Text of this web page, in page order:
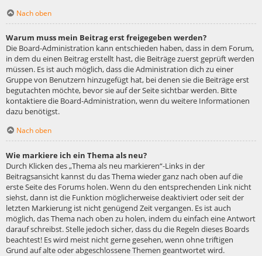
Nach oben
Warum muss mein Beitrag erst freigegeben werden?
Die Board-Administration kann entschieden haben, dass in dem Forum,
in dem du einen Beitrag erstellt hast, die Beiträge zuerst geprüft werden
müssen. Es ist auch möglich, dass die Administration dich zu einer
Gruppe von Benutzern hinzugefügt hat, bei denen sie die Beiträge erst
begutachten möchte, bevor sie auf der Seite sichtbar werden. Bitte
kontaktiere die Board-Administration, wenn du weitere Informationen
dazu benötigst.
Nach oben
Wie markiere ich ein Thema als neu?
Durch Klicken des „Thema als neu markieren“-Links in der
Beitragsansicht kannst du das Thema wieder ganz nach oben auf die
erste Seite des Forums holen. Wenn du den entsprechenden Link nicht
siehst, dann ist die Funktion möglicherweise deaktiviert oder seit der
letzten Markierung ist nicht genügend Zeit vergangen. Es ist auch
möglich, das Thema nach oben zu holen, indem du einfach eine Antwort
darauf schreibst. Stelle jedoch sicher, dass du die Regeln dieses Boards
beachtest! Es wird meist nicht gerne gesehen, wenn ohne triftigen
Grund auf alte oder abgeschlossene Themen geantwortet wird.